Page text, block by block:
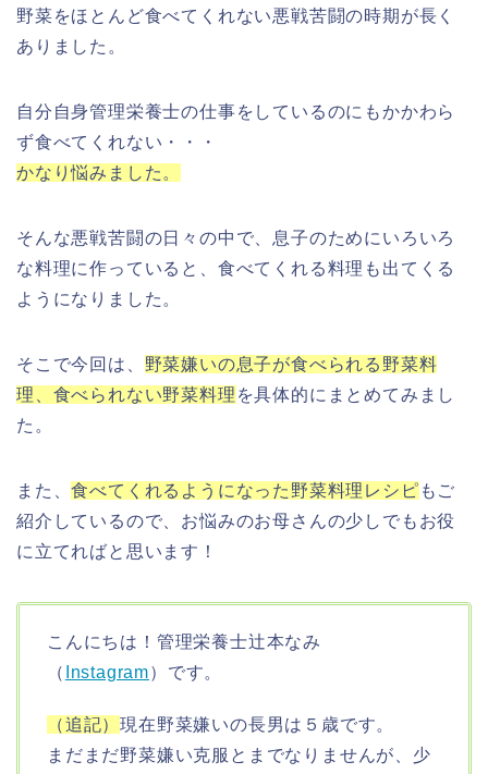
野菜をほとんど食べてくれない悪戦苦闘の時期が長く
ありました。
自分自身管理栄養士の仕事をしているのにもかかわら
ず食べてくれない・・・
かなり悩みました。
そんな悪戦苦闘の日々の中で、息子のためにいろいろ
な料理に作っていると、食べてくれる料理も出てくる
ようになりました。
そこで今回は、 野菜嫌いの息子が食べられる野菜料
理、食べられない野菜料理 を具体的にまとめてみまし
た。
また、食べてくれるようになった野菜料理レシピ もご
紹介しているので、お悩みのお母さんの少しでもお役
に立てればと思います！
こんにちは！管理栄養士辻本なみ
（ Instagram）です。
（追記）現在野菜嫌いの長男は５歳です。
まだまだ野菜嫌い克服とまでなりませんが、少